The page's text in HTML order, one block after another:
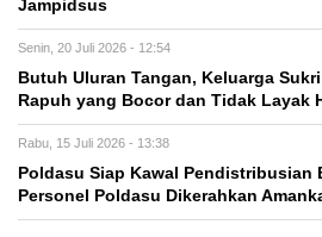
Jampidsus
Senin, 20 Juli 2026 - 12:54
Butuh Uluran Tangan, Keluarga
Rapuh yang Bocor dan Tidak Layak
Rabu, 15 Juli 2026 - 13:38
Poldasu Siap Kawal Pendistribusian
Personel Poldasu Dikerahkan